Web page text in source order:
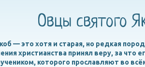
Овцы святого
— это хотя и старая, но редкая
христианства принял веру, за что
которого прославляют во